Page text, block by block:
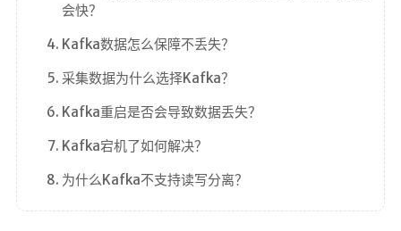
会快？
Kafka数据怎么保障不丢失？
采集数据为什么选择Kafka？
Kafka重启是否会导致数据丢失？
Kafka宕机了如何解决？
为什么Kafka不支持读写分离？